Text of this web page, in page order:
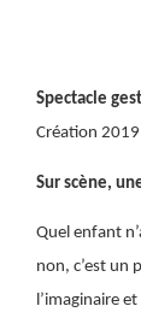
Spectacle
Création 2019
Sur scène,
Quel enfant
non, c’est un
l’imaginaire